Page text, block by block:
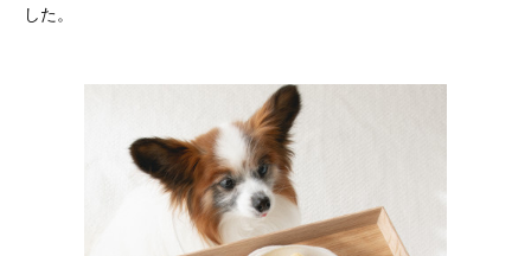
した。